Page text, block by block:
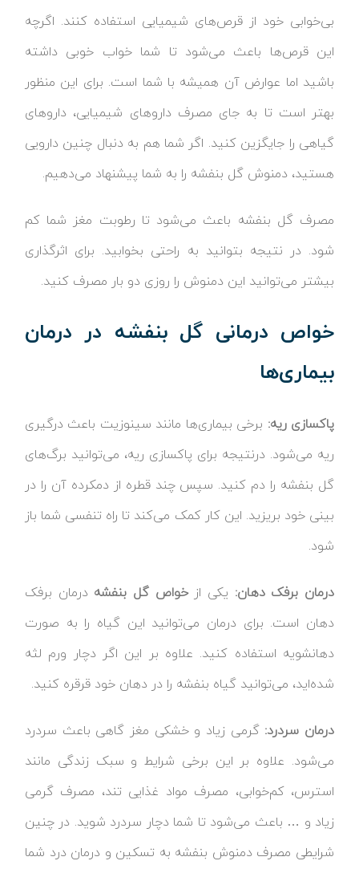
بی‌خوابی خود از قرص‌های شیمیایی استفاده کنند. اگرچه
این قرص‌ها باعث می‌شود تا شما خواب خوبی داشته
باشید اما عوارض آن همیشه با شما است. برای این منظور
بهتر است تا به جای مصرف داروهای شیمیایی، داروهای
گیاهی را جایگزین کنید. اگر شما هم به دنبال چنین دارویی
هستید، دمنوش گل بنفشه را به شما پیشنهاد می‌دهیم.
مصرف گل بنفشه باعث می‌شود تا رطوبت مغز شما کم
شود. در نتیجه بتوانید به راحتی بخوابید. برای اثرگذاری
بیشتر می‌توانید این دمنوش را روزی دو بار مصرف کنید.
خواص درمانی گل بنفشه در درمان
بیماری‌ها
پاکسازی ریه: برخی بیماری‌ها مانند سینوزیت باعث درگیری
ریه می‌شود. درنتیجه برای پاکسازی ریه، می‌توانید برگ‌های
گل بنفشه را دم کنید. سپس چند قطره از دمکرده آن را در
بینی خود بریزید. این کار کمک می‌کند تا راه تنفسی شما باز
شود.
درمان برفک دهان: یکی ازخواص گل بنفشه درمان برفک
دهان است. برای درمان می‌توانید این گیاه را به صورت
دهانشویه استفاده کنید. علاوه بر این اگر دچار ورم لثه
شده‌اید، می‌توانید گیاه بنفشه را در دهان خود قرقره کنید.
درمان سردرد: گرمی زیاد و خشکی مغز گاهی باعث سردرد
می‌شود. علاوه بر این برخی شرایط و سبک زندگی مانند
استرس، کم‌خوابی، مصرف مواد غذایی تند، مصرف گرمی
زیاد و … باعث می‌شود تا شما دچار سردرد شوید. در چنین
شرایطی مصرف دمنوش بنفشه به تسکین و درمان درد شما